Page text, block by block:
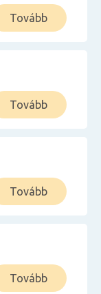
Tovább
Tovább
Tovább
Tovább